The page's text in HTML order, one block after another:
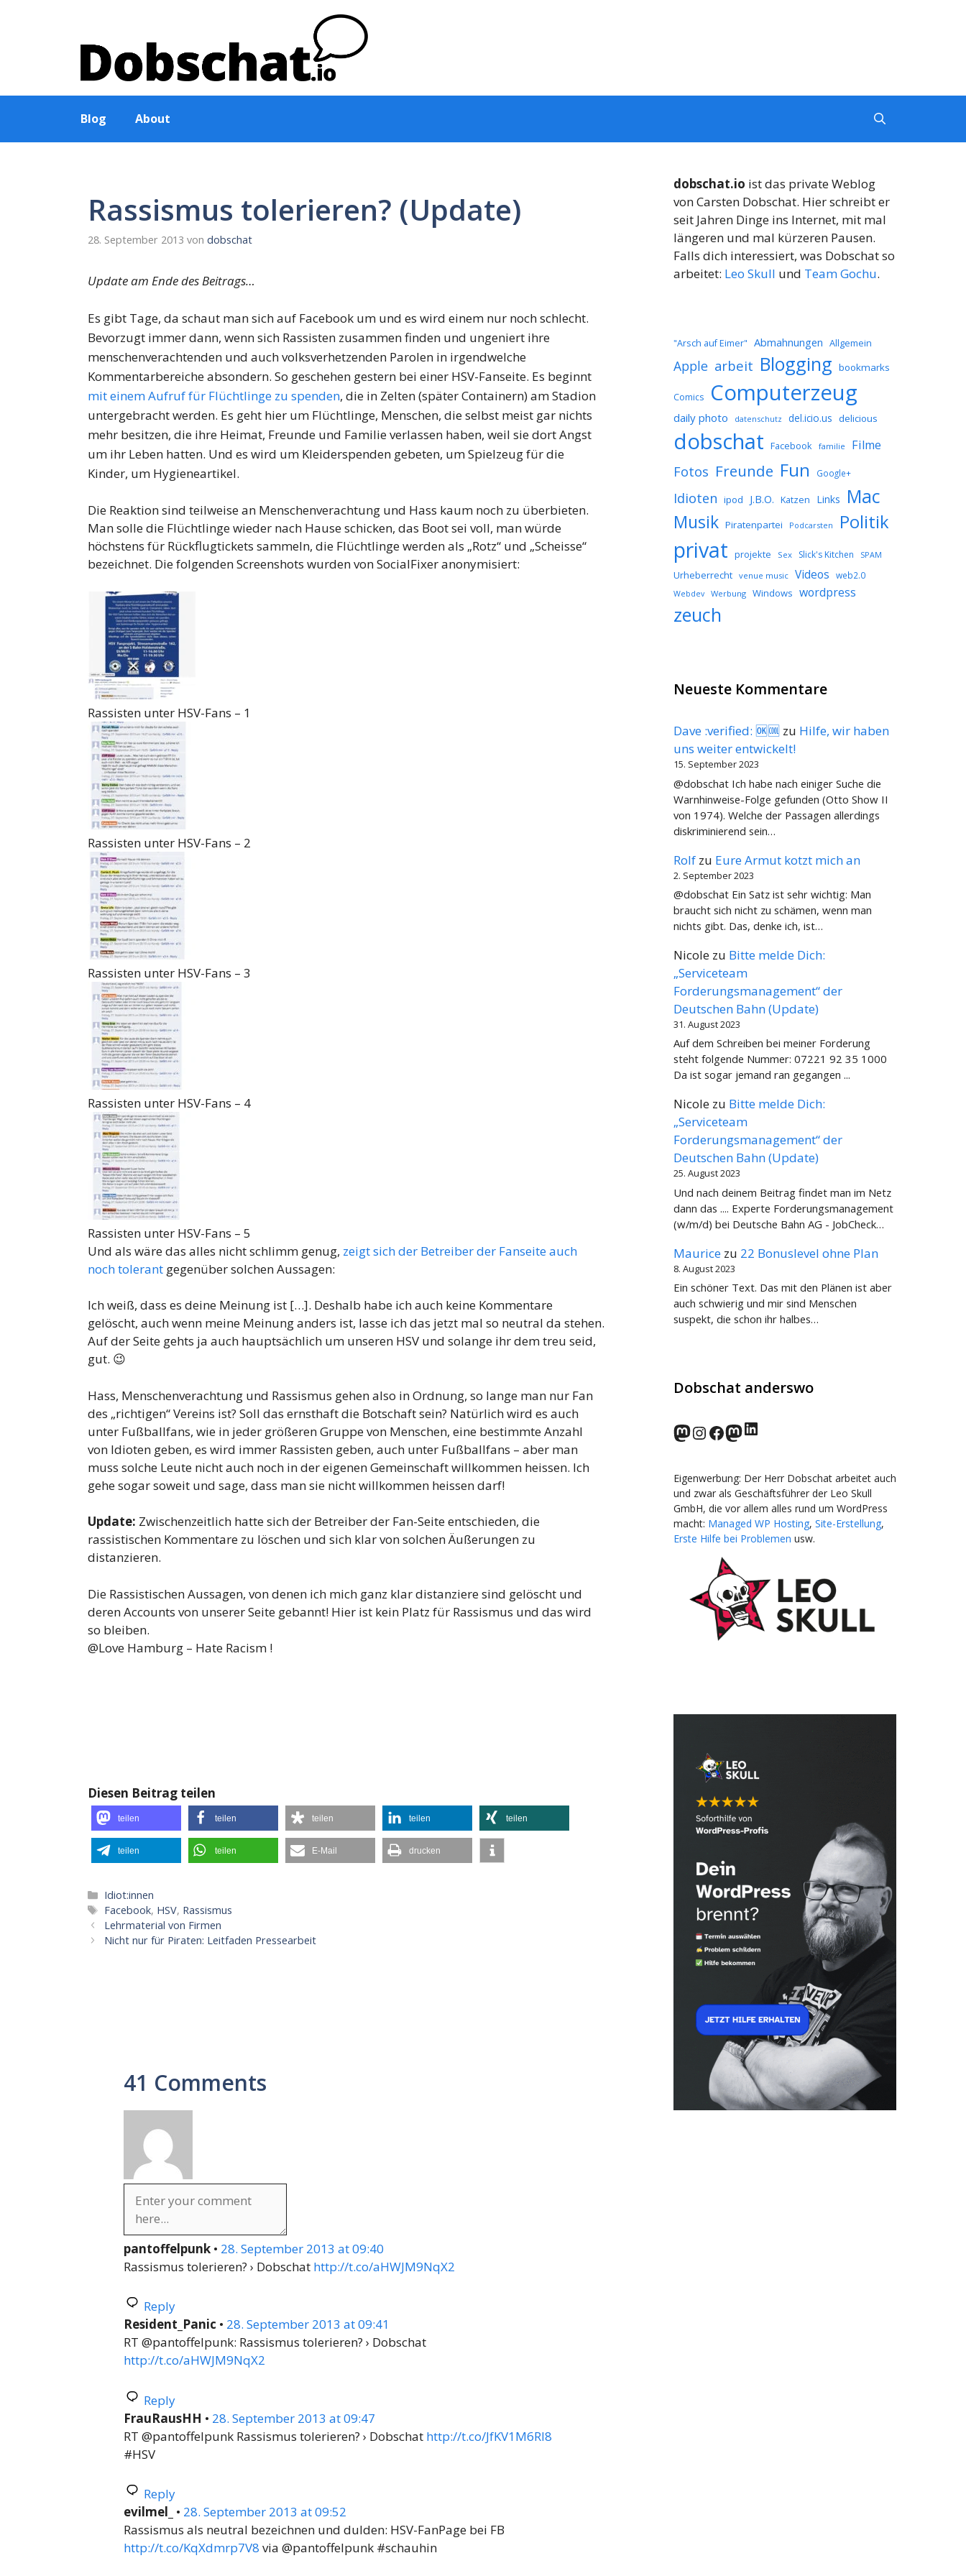
Blog About
Rassismus tolerieren? (Update)
28. September 2013 von dobschat
Update am Ende des Beitrags…
Es gibt Tage, da schaut man sich auf Facebook um und es wird einem nur noch schlecht.
Bevorzugt immer dann, wenn sich Rassisten zusammen finden und ungeniert ihre
menschenverachtenden und auch volksverhetzenden Parolen in irgendwelche
Kommentarbereiche absondern. So geschehen gestern bei einer HSV-Fanseite. Es beginnt
mit einem Aufruf für Flüchtlinge zu spenden, die in Zelten (später Containern) am Stadion
untergebracht werden. Es geht hier um Flüchtlinge, Menschen, die selbst meist gar nichts
mehr besitzen, die ihre Heimat, Freunde und Familie verlassen haben, weil sie dort Angst
um ihr Leben hatten. Und es wird um Kleiderspenden gebeten, um Spielzeug für die
Kinder, um Hygieneartikel.
Die Reaktion sind teilweise an Menschenverachtung und Hass kaum noch zu überbieten.
Man solle die Flüchtlinge wieder nach Hause schicken, das Boot sei voll, man würde
höchstens für Rückflugtickets sammeln, die Flüchtlinge werden als „Rotz“ und „Scheisse“
bezeichnet. Die folgenden Screenshots wurden von SocialFixer anonymisiert:
Rassisten unter HSV-Fans – 1
Rassisten unter HSV-Fans – 2
Rassisten unter HSV-Fans – 3
Rassisten unter HSV-Fans – 4
Rassisten unter HSV-Fans – 5
Und als wäre das alles nicht schlimm genug, zeigt sich der Betreiber der Fanseite auch
noch tolerant gegenüber solchen Aussagen:
Ich weiß, dass es deine Meinung ist […]. Deshalb habe ich auch keine Kommentare
gelöscht, auch wenn meine Meinung anders ist, lasse ich das jetzt mal so neutral da stehen.
Auf der Seite gehts ja auch hauptsächlich um unseren HSV und solange ihr dem treu seid,
gut. 😉
Hass, Menschenverachtung und Rassismus gehen also in Ordnung, so lange man nur Fan
des „richtigen“ Vereins ist? Soll das ernsthaft die Botschaft sein? Natürlich wird es auch
unter Fußballfans, wie in jeder größeren Gruppe von Menschen, eine bestimmte Anzahl
von Idioten geben, es wird immer Rassisten geben, auch unter Fußballfans – aber man
muss solche Leute nicht auch noch in der eigenen Gemeinschaft willkommen heissen. Ich
gehe sogar soweit und sage, dass man sie nicht willkommen heissen darf!
Update: Zwischenzeitlich hatte sich der Betreiber der Fan-Seite entschieden, die
rassistischen Kommentare zu löschen und sich klar von solchen Äußerungen zu
distanzieren.
Die Rassistischen Aussagen, von denen ich mich ganz klar distanziere sind gelöscht und
deren Accounts von unserer Seite gebannt! Hier ist kein Platz für Rassismus und das wird
so bleiben.
@Love Hamburg – Hate Racism !
Diesen Beitrag teilen
teilen teilen teilen teilen teilen
teilen teilen E-Mail drucken
Kategorien
Idiot:innen
Schlagwörter
Facebook, HSV, Rassismus
Lehrmaterial von Firmen
Nicht nur für Piraten: Leitfaden Pressearbeit
41 Comments
pantoffelpunk • 28. September 2013 at 09:40
Rassismus tolerieren? › Dobschat http://t.co/aHWJM9NqX2
Reply
Resident_Panic • 28. September 2013 at 09:41
RT @pantoffelpunk: Rassismus tolerieren? › Dobschat
http://t.co/aHWJM9NqX2
Reply
FrauRausHH • 28. September 2013 at 09:47
RT @pantoffelpunk Rassismus tolerieren? › Dobschat http://t.co/JfKV1M6Rl8
#HSV
Reply
evilmel_ • 28. September 2013 at 09:52
Rassismus als neutral bezeichnen und dulden: HSV-FanPage bei FB
http://t.co/KqXdmrp7V8 via @pantoffelpunk #schauhin
dobschat.io ist das private Weblog
von Carsten Dobschat. Hier schreibt er
seit Jahren Dinge ins Internet, mit mal
längeren und mal kürzeren Pausen.
Falls dich interessiert, was Dobschat so
arbeitet: Leo Skull und Team Gochu.
"Arsch auf Eimer" Abmahnungen Allgemein
Apple arbeit Blogging bookmarks
Comics Computerzeug
daily photo datenschutz del.icio.us delicious
dobschat Facebook familie Filme
Fotos Freunde Fun Google+
Idioten ipod J.B.O. Katzen Links Mac
Musik Piratenpartei Podcarsten Politik
privat projekte Sex Slick's Kitchen SPAM
Urheberrecht venue music Videos web2.0
Webdev Werbung Windows wordpress
zeuch
Neueste Kommentare
Dave :verified: 🆗🆒 zu Hilfe, wir haben
uns weiter entwickelt!
15. September 2023
@dobschat Ich habe nach einiger Suche die
Warnhinweise-Folge gefunden (Otto Show II
von 1974). Welche der Passagen allerdings
diskriminierend sein…
Rolf zu Eure Armut kotzt mich an
2. September 2023
@dobschat Ein Satz ist sehr wichtig: Man
braucht sich nicht zu schämen, wenn man
nichts gibt. Das, denke ich, ist…
Nicole zu Bitte melde Dich:
„Serviceteam
Forderungsmanagement“ der
Deutschen Bahn (Update)
31. August 2023
Auf dem Schreiben bei meiner Forderung
steht folgende Nummer: 07221 92 35 1000
Da ist sogar jemand ran gegangen ...
Nicole zu Bitte melde Dich:
„Serviceteam
Forderungsmanagement“ der
Deutschen Bahn (Update)
25. August 2023
Und nach deinem Beitrag findet man im Netz
dann das .... Experte Forderungsmanagement
(w/m/d) bei Deutsche Bahn AG - JobCheck…
Maurice zu 22 Bonuslevel ohne Plan
8. August 2023
Ein schöner Text. Das mit den Plänen ist aber
auch schwierig und mir sind Menschen
suspekt, die schon ihr halbes…
Dobschat anderswo
norden.social
Instagram
Facebook
wp-punks.social
LinkedIn
Eigenwerbung: Der Herr Dobschat arbeitet auch
und zwar als Geschäftsführer der Leo Skull
GmbH, die vor allem alles rund um WordPress
macht: Managed WP Hosting, Site-Erstellung,
Erste Hilfe bei Problemen usw.